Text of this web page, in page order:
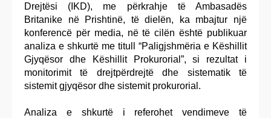
Drejtësi (IKD), me përkrahje të Ambasadës
Britanike në Prishtinë, të dielën, ka mbajtur një
konferencë për media, në të cilën është publikuar
analiza e shkurtë me titull “Paligjshmëria e Këshillit
Gjyqësor dhe Këshillit Prokurorial”, si rezultat i
monitorimit të drejtpërdrejtë dhe sistematik të
sistemit gjyqësor dhe sistemit prokurorial.
Analiza e shkurtë i referohet vendimeve të